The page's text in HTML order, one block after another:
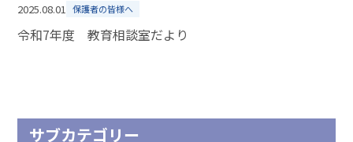
2025.08.01 保護者の皆様へ
令和7年度 教育相談室だより
サブカテゴリー